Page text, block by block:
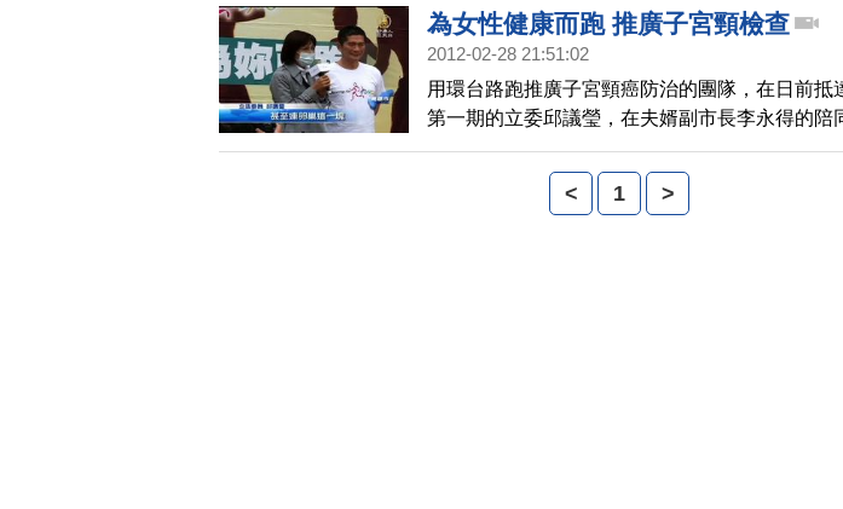
為女性健康而跑 推廣子宮頸檢查
2012-02-28 21:51:02
用環台路跑推廣子宮頸癌防治的團隊，在日前抵
第一期的立委邱議瑩，在夫婿副市長李永得的陪
召女性朋友每年要做子宮頸癌檢查。
< 1 >